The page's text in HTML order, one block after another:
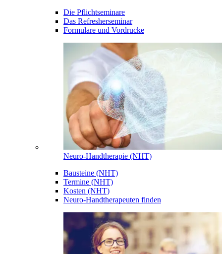
Die Pflichtseminare
Das Refresherseminar
Formulare und Vordrucke
Neuro-Handtherapie (NHT)
Bausteine (NHT)
Termine (NHT)
Kosten (NHT)
Neuro-Handtherapeuten finden